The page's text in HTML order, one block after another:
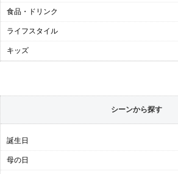
食品・ドリンク
ライフスタイル
キッズ
シーンから探す
誕生日
母の日